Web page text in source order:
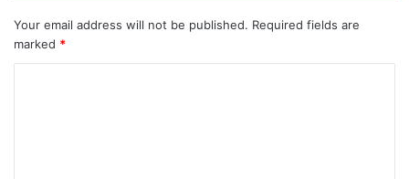
Your email address will not be published. Required fields are
marked *